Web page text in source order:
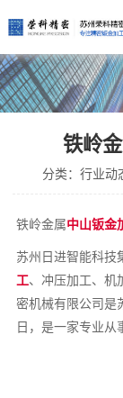
铁岭
分类：行业动
铁岭金属中山钣金
苏州日进智能科技
工、冲压加工、机
密机械有限公司是
日，是一家专业从